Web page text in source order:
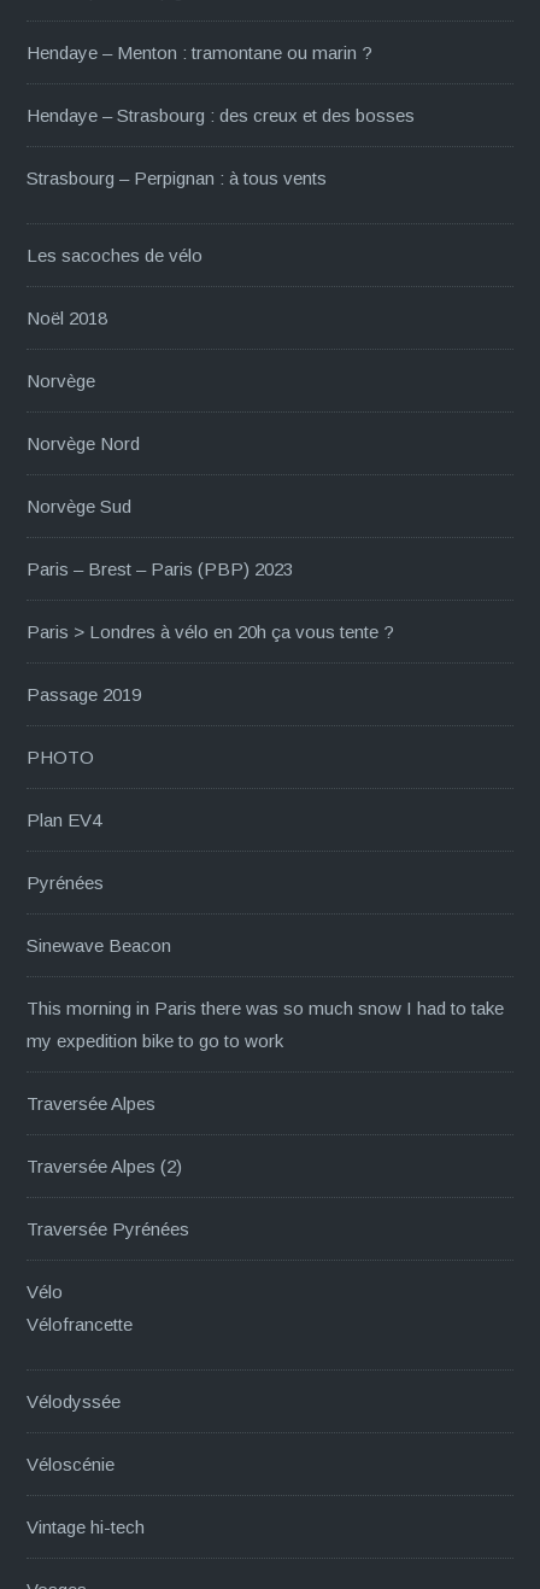
Hendaye – Menton : tramontane ou marin ?
Hendaye – Strasbourg : des creux et des bosses
Strasbourg – Perpignan : à tous vents
Les sacoches de vélo
Noël 2018
Norvège
Norvège Nord
Norvège Sud
Paris – Brest – Paris (PBP) 2023
Paris > Londres à vélo en 20h ça vous tente ?
Passage 2019
PHOTO
Plan EV4
Pyrénées
Sinewave Beacon
This morning in Paris there was so much snow I had to take
my expedition bike to go to work
Traversée Alpes
Traversée Alpes (2)
Traversée Pyrénées
Vélo
Vélofrancette
Vélodyssée
Véloscénie
Vintage hi-tech